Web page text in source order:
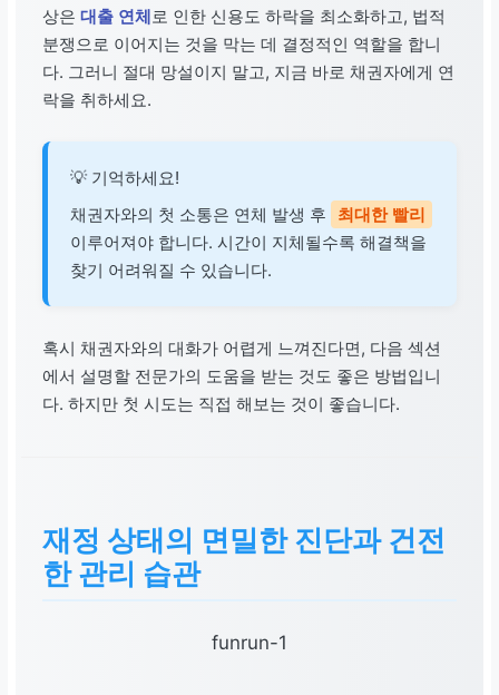
상은대출 연체로 인한 신용도 하락을 최소화하고, 법적
분쟁으로 이어지는 것을 막는 데 결정적인 역할을 합니
다. 그러니 절대 망설이지 말고, 지금 바로 채권자에게 연
락을 취하세요.
💡 기억하세요!
채권자와의 첫 소통은 연체 발생 후
최대한 빨리
이루어져야 합니다. 시간이 지체될수록 해결책을
찾기 어려워질 수 있습니다.
혹시 채권자와의 대화가 어렵게 느껴진다면, 다음 섹션
에서 설명할 전문가의 도움을 받는 것도 좋은 방법입니
다. 하지만 첫 시도는 직접 해보는 것이 좋습니다.
재정 상태의 면밀한 진단과 건전
한 관리 습관
funrun-1